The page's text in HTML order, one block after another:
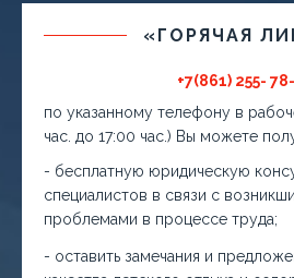
«ГОРЯЧАЯ
+7(861) 255-
по указанному телефону в
час. до 17:00 час.) Вы можете
- бесплатную юридическую
специалистов в связи с
проблемами в процессе труда;
- оставить замечания и